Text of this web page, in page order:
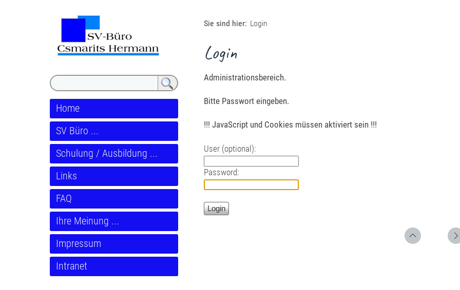
Sie sind hier: Login
Login
Administrationsbereich.
Bitte Passwort eingeben.
!!! JavaScript und Cookies müssen aktiviert sein !!!
User (optional):
Password:
Home
SV Büro ...
Schulung / Ausbildung ...
Links
FAQ
Ihre Meinung ...
Impressum
Intranet